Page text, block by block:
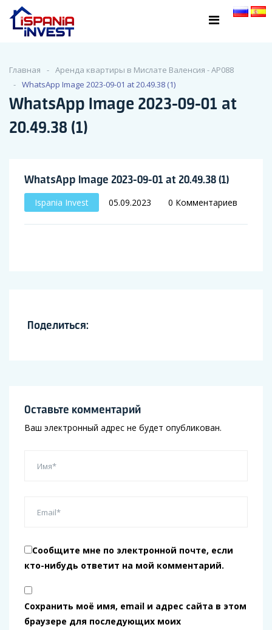
Главная
Аренда квартиры в Мислате Валенсия - АР088
WhatsApp Image 2023-09-01 at 20.49.38 (1)
WhatsApp Image 2023-09-01 at
20.49.38 (1)
WhatsApp Image 2023-09-01 at 20.49.38 (1)
Ispania Invest 05.09.2023 0 Комментариев
Поделиться:
Оставьте комментарий
Ваш электронный адрес не будет опубликован.
Сообщите мне по электронной почте, если
кто-нибудь ответит на мой комментарий.
Сохранить моё имя, email и адрес сайта в этом
браузере для последующих моих